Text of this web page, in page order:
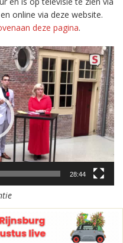
online via deze website.
deze pagina.
28:44